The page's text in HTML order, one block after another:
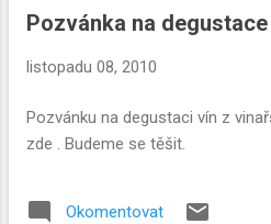
stane, padlo v
Pozvánka na degustace
listopadu 08, 2010
Pozvánku na degustaci vín z
zde . Budeme se těšit.
Okomentovat